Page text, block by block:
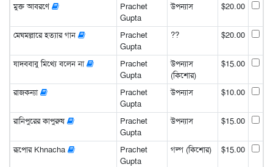
মুক্ত আবরণে
Prachet
Gupta
উপন্যাস $20.00
মেঘমল্লারে হত্যার গান
Prachet
Gupta
?? $20.00
যাদববাবু মিথ্যে বলেন না
Prachet
Gupta
উপন্যাস
(কিশোর)
$15.00
রাজকন্যা
Prachet
Gupta
উপন্যাস $10.00
রানিপুরের কাপুরুষ
Prachet
Gupta
উপন্যাস $15.00
রূপোর Khnacha
Prachet
Gupta
গল্প (কিশোর) $15.00